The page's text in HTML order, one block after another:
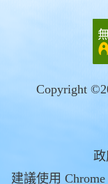
Copyright
建議使用